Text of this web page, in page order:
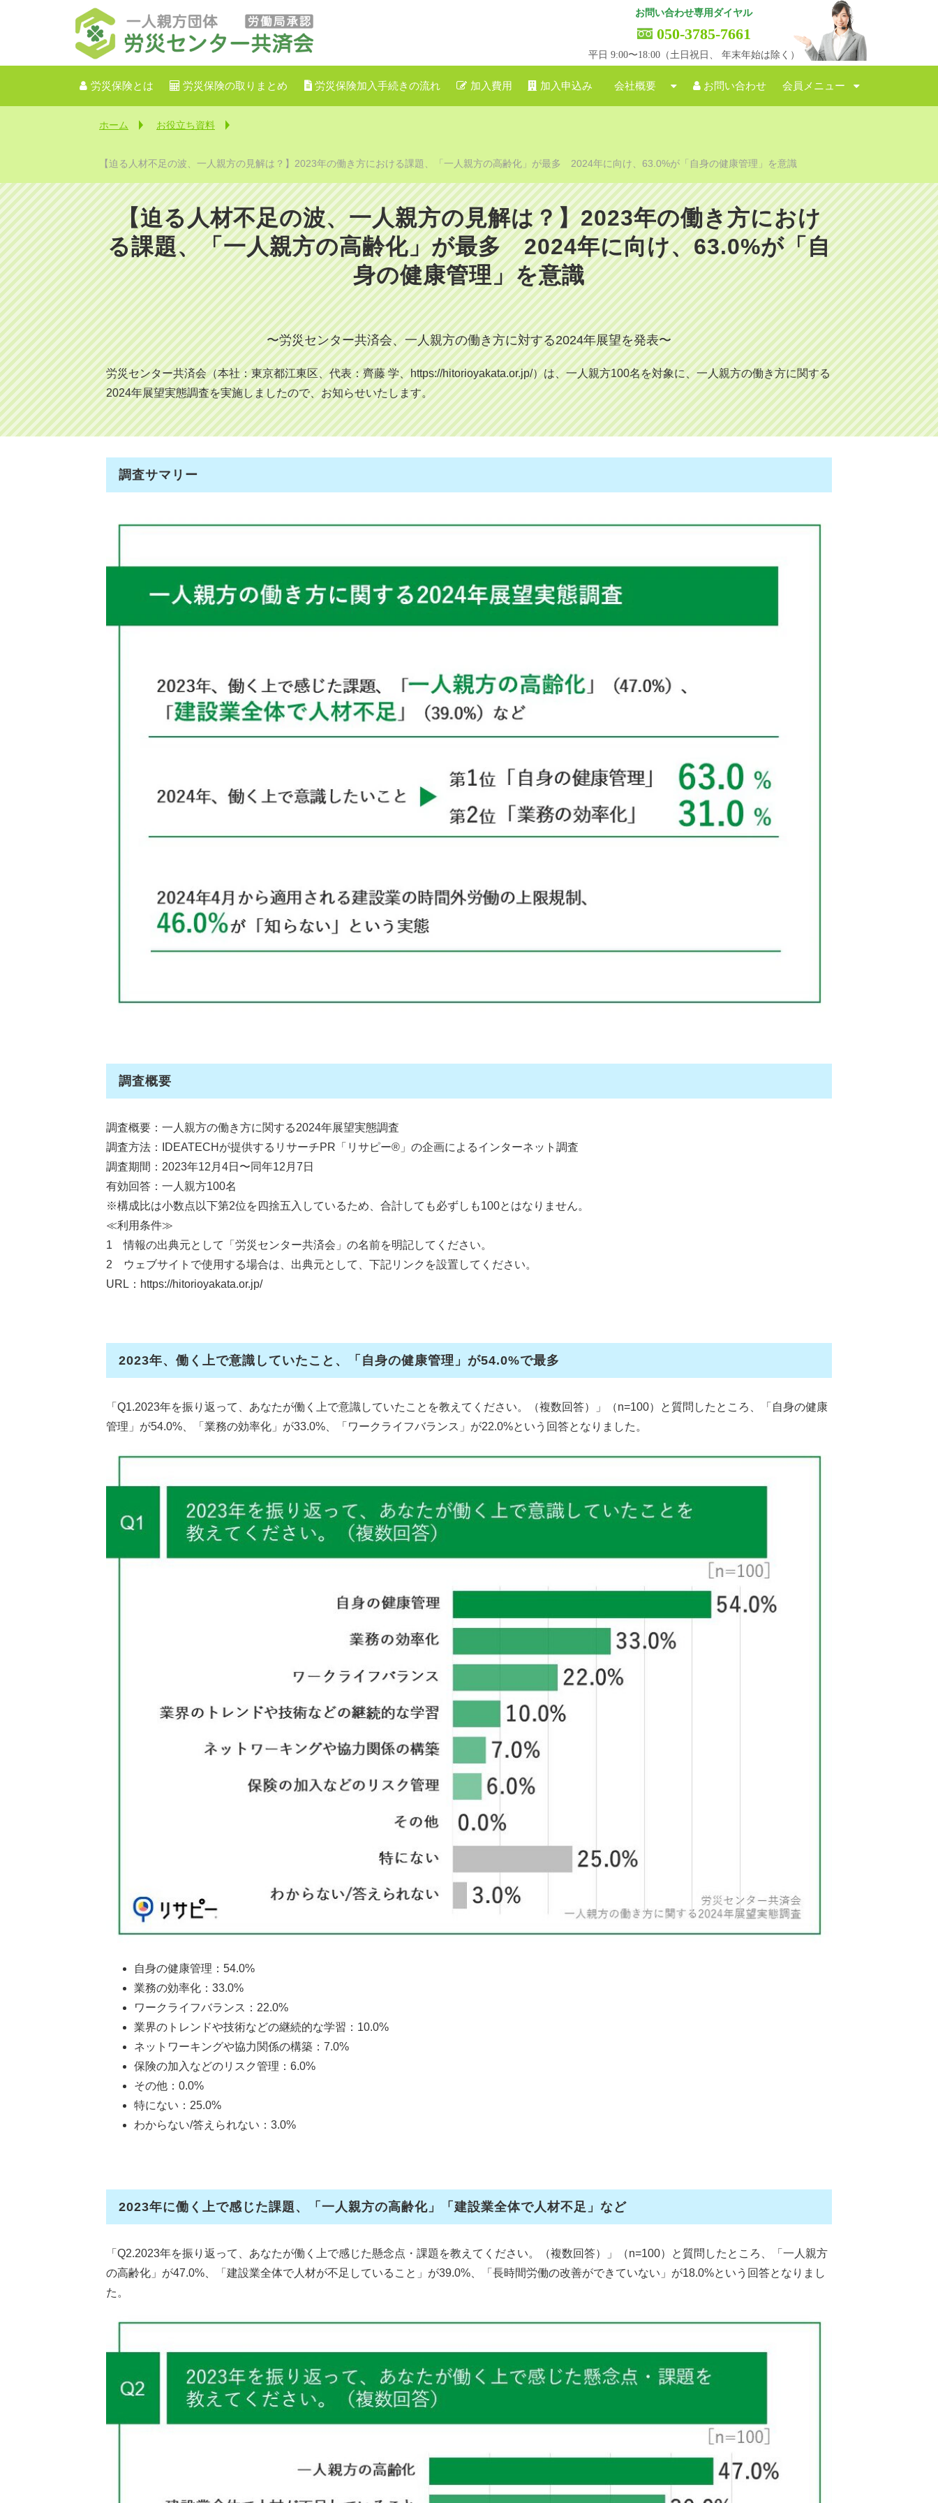
お問い合わせ専用ダイヤル
050-3785-7661
平日 9:00〜18:00（土日祝日、 年末年始は除く）
労災保険とは 労災保険の取りまとめ 労災保険加入手続きの流れ 加入費用 加入申込み 会社概要 お問い合わせ 会員メニュー
ホーム お役立ち資料
【迫る人材不足の波、一人親方の見解は？】2023年の働き方における課題、「一人親方の高齢化」が最多 2024年に向け、63.0%が「自身の健康管理」を意識
【迫る人材不足の波、一人親方の見解は？】2023年の働き方におけ
る課題、「一人親方の高齢化」が最多 2024年に向け、63.0%が「自
身の健康管理」を意識
〜労災センター共済会、一人親方の働き方に対する2024年展望を発表〜
労災センター共済会（本社：東京都江東区、代表：齊藤 学、https://hitorioyakata.or.jp/）は、​​一人親方100名を対象に、一人親方の働き方に関する
2024年展望実態調査を実施しましたので、お知らせいたします。
調査サマリー
調査概要
調査概要：一人親方の働き方に関する2024年展望実態調査
調査方法：IDEATECHが提供するリサーチPR「リサピー®︎」の企画によるインターネット調査
調査期間：2023年12月4日〜同年12月7日
有効回答：​​一人親方100名
※構成比は小数点以下第2位を四捨五入しているため、合計しても必ずしも100とはなりません。
≪利用条件≫
1 情報の出典元として「労災センター共済会」の名前を明記してください。
2 ウェブサイトで使用する場合は、出典元として、下記リンクを設置してください。
URL：https://hitorioyakata.or.jp/
2023年、働く上で意識していたこと、「自身の健康管理」が54.0%で最多
「Q1.2023年を振り返って、あなたが働く上で意識していたことを教えてください。（複数回答）」（n=100）と質問したところ、「自身の健康
管理」が54.0%、「業務の効率化」が33.0%、「ワークライフバランス」が22.0%という回答となりました。
自身の健康管理：54.0%
業務の効率化：33.0%
ワークライフバランス：22.0%
業界のトレンドや技術などの継続的な学習：10.0%
ネットワーキングや協力関係の構築：7.0%
保険の加入などのリスク管理：6.0%
その他：0.0%
特にない：25.0%
わからない/答えられない：3.0%
2023年に働く上で感じた課題、「一人親方の高齢化」「建設業全体で人材不足」など
「Q2.2023年を振り返って、あなたが働く上で感じた懸念点・課題を教えてください。（複数回答）」（n=100）と質問したところ、「一人親方
の高齢化」が47.0%、「建設業全体で人材が不足していること」が39.0%、「長時間労働の改善ができていない」が18.0%という回答となりまし
た。